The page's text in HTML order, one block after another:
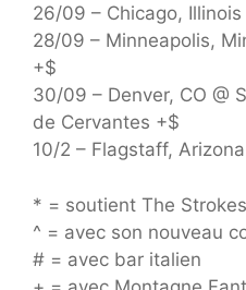
26/09 – Chicago,
28/09 – Minneapolis,
+$
30/09 – Denver, CO @
de Cervantes +$
10/2 – Flagstaff,
* = soutient The Strokes
^ = avec son nouveau
# = avec bar italien